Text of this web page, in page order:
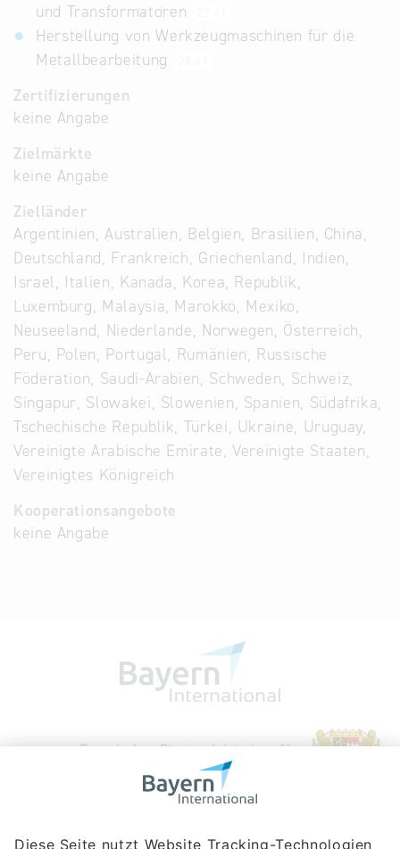
und Transformatoren
Herstellung von Werkzeugmaschinen für die
Metallbearbeitung
Zertifizierungen
keine Angabe
Zielmärkte
keine Angabe
Zielländer
Argentinien, Australien, Belgien, Brasilien, China,
Deutschland, Frankreich, Griechenland, Indien,
Israel, Italien, Kanada, Korea, Republik,
Luxemburg, Malaysia, Marokko, Mexiko,
Neuseeland, Niederlande, Norwegen, Österreich,
Peru, Polen, Portugal, Rumänien, Russische
Föderation, Saudi-Arabien, Schweden, Schweiz,
Singapur, Slowakei, Slowenien, Spanien, Südafrika,
Tschechische Republik, Türkei, Ukraine, Uruguay,
Vereinigte Arabische Emirate, Vereinigte Staaten,
Vereinigtes Königreich
Kooperationsangebote
keine Angabe
Bayerische Gesellschaft für Internationale